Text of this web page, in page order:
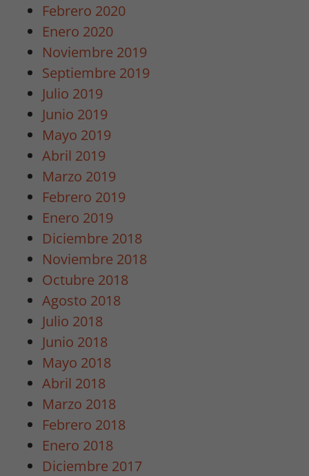
Febrero 2020
Enero 2020
Noviembre 2019
Septiembre 2019
Julio 2019
Junio 2019
Mayo 2019
Abril 2019
Marzo 2019
Febrero 2019
Enero 2019
Diciembre 2018
Noviembre 2018
Octubre 2018
Agosto 2018
Julio 2018
Junio 2018
Mayo 2018
Abril 2018
Marzo 2018
Febrero 2018
Enero 2018
Diciembre 2017